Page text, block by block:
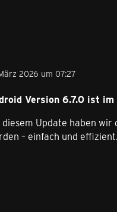
2026 um 07:27
Version 6.7.0 ist
diesem Update haben
– einfach und